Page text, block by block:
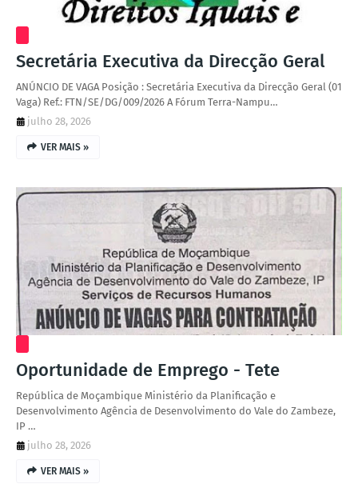
Secretária Executiva da Direcção Geral
ANÚNCIO DE VAGA Posição : Secretária Executiva da Direcção Geral (01
Vaga) Ref.: FTN/SE/DG/009/2026 A Fórum Terra-Nampu…
julho 28, 2026
VER MAIS »
Oportunidade de Emprego - Tete
República de Moçambique Ministério da Planificação e
Desenvolvimento Agência de Desenvolvimento do Vale do Zambeze,
IP …
julho 28, 2026
VER MAIS »